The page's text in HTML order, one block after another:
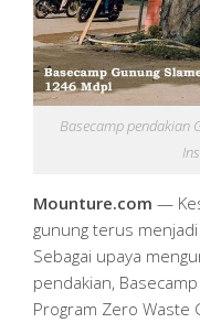
Basecamp pendakian
Mounture.com —
gunung terus
Sebagai upaya
pendakian,
Program Zero Waste